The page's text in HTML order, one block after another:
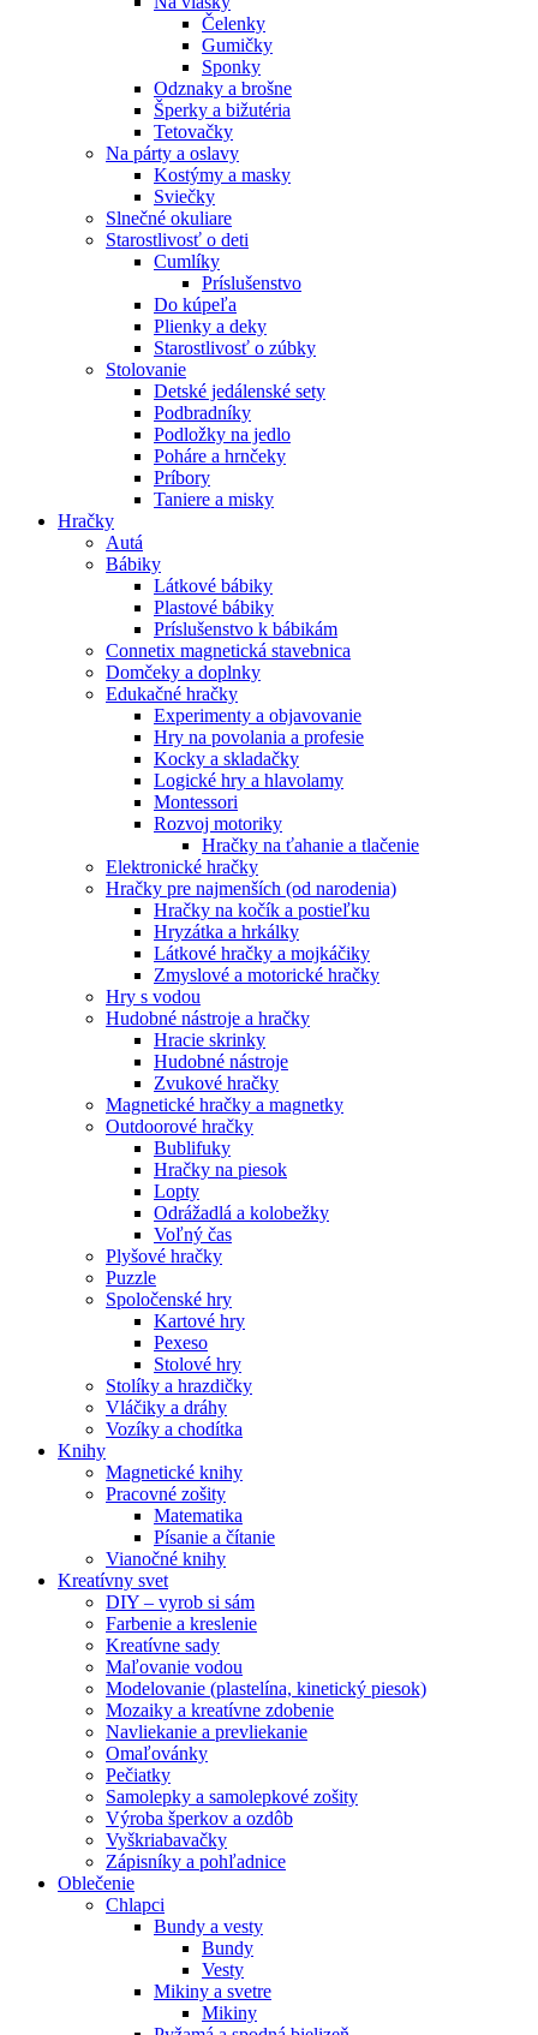
Čelenky
Gumičky
Sponky
Odznaky a brošne
Šperky a bižutéria
Tetovačky
Na párty a oslavy
Kostýmy a masky
Sviečky
Slnečné okuliare
Starostlivosť o deti
Cumlíky
Príslušenstvo
Do kúpeľa
Plienky a deky
Starostlivosť o zúbky
Stolovanie
Detské jedálenské sety
Podbradníky
Podložky na jedlo
Poháre a hrnčeky
Príbory
Taniere a misky
Hračky
Autá
Bábiky
Látkové bábiky
Plastové bábiky
Príslušenstvo k bábikám
Connetix magnetická stavebnica
Domčeky a doplnky
Edukačné hračky
Experimenty a objavovanie
Hry na povolania a profesie
Kocky a skladačky
Logické hry a hlavolamy
Montessori
Rozvoj motoriky
Hračky na ťahanie a tlačenie
Elektronické hračky
Hračky pre najmenších (od narodenia)
Hračky na kočík a postieľku
Hryzátka a hrkálky
Látkové hračky a mojkáčiky
Zmyslové a motorické hračky
Hry s vodou
Hudobné nástroje a hračky
Hracie skrinky
Hudobné nástroje
Zvukové hračky
Magnetické hračky a magnetky
Outdoorové hračky
Bublifuky
Hračky na piesok
Lopty
Odrážadlá a kolobežky
Voľný čas
Plyšové hračky
Puzzle
Spoločenské hry
Kartové hry
Pexeso
Stolové hry
Stolíky a hrazdičky
Vláčiky a dráhy
Vozíky a chodítka
Knihy
Magnetické knihy
Pracovné zošity
Matematika
Písanie a čítanie
Vianočné knihy
Kreatívny svet
DIY – vyrob si sám
Farbenie a kreslenie
Kreatívne sady
Maľovanie vodou
Modelovanie (plastelína, kinetický piesok)
Mozaiky a kreatívne zdobenie
Navliekanie a prevliekanie
Omaľovánky
Pečiatky
Samolepky a samolepkové zošity
Výroba šperkov a ozdôb
Vyškriabavačky
Zápisníky a pohľadnice
Oblečenie
Chlapci
Bundy a vesty
Bundy
Vesty
Mikiny a svetre
Mikiny